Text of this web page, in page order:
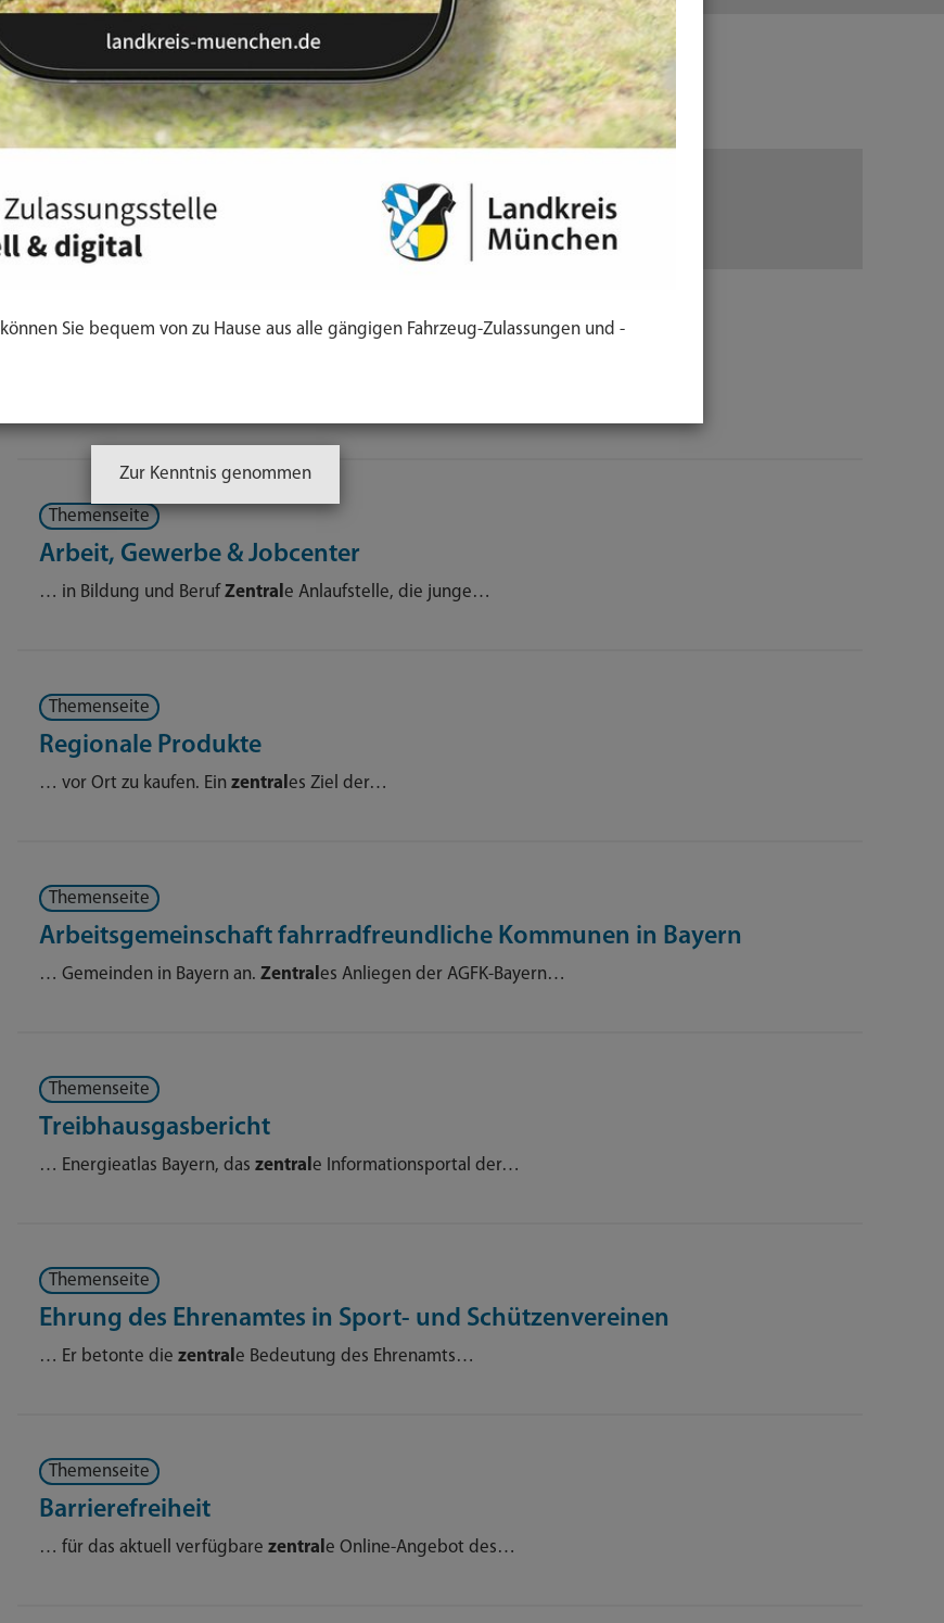
Datum
Ihre Suche ergab 46 Treffer.
Themenseite
Themenseite
Arbeit, Gewerbe & Jobcenter
… in Bildung und Beruf Zentral e Anlaufstelle, die junge…
Themenseite
Regionale Produkte
… vor Ort zu kaufen. Ein zentral es Ziel der…
Themenseite
Arbeitsgemeinschaft fahrradfreundliche Kommunen in Bayern
… Gemeinden in Bayern an. Zentral es Anliegen der AGFK-Bayern…
Themenseite
Treibhausgasbericht
… Energieatlas Bayern, das zentral e Informationsportal der…
Themenseite
Ehrung des Ehrenamtes in Sport- und Schützenvereinen
… Er betonte die zentral e Bedeutung des Ehrenamts…
Themenseite
Barrierefreiheit
… für das aktuell verfügbare zentral e Online-Angebot des…
können Sie bequem von zu Hause aus alle gängigen Fahrzeug-Zulassungen und -
Zur Kenntnis genommen